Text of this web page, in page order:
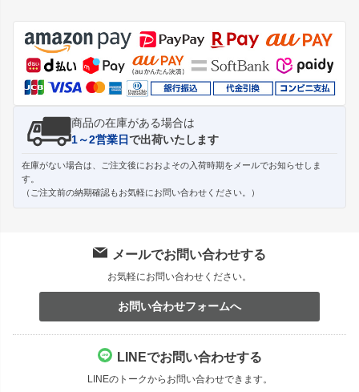
ジト
ップ
へ
商品の在庫がある場合は
1～2営業日で出荷いたします
在庫がない場合は、ご注文後におおよその入荷時期をメールでお知らせしま
す。
（ご注文前の納期確認もお気軽にお問い合わせください。）
メールでお問い合わせする
お気軽にお問い合わせください。
お問い合わせフォームへ
LINEでお問い合わせする
LINEのトークからお問い合わせできます。